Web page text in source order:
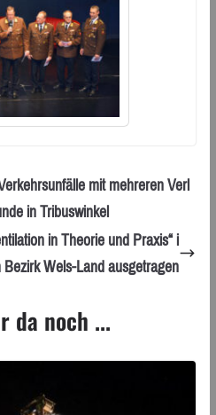
mit mehreren Verl
in Tribuswinkel
in Theorie und Praxis“ i
Bezirk Wels-Land ausgetragen
da noch ...